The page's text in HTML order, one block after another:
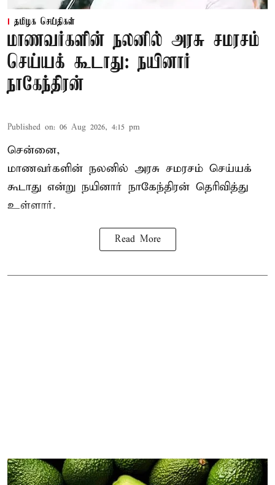
தமிழக செய்திகள்
மாணவர்களின் நலனில் அரசு சமரசம்
செய்யக் கூடாது: நயினார்
நாகேந்திரன்
Published on: 06 Aug 2026, 4:15 pm
சென்னை,
மாணவர்களின் நலனில் அரசு சமரசம் செய்யக்
கூடாது என்று நயினார் நாகேந்திரன் தெரிவித்து
உள்ளார்.
Read More